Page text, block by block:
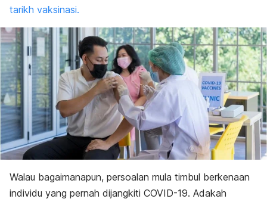
tarikh vaksinasi.
Walau bagaimanapun, persoalan mula timbul berkenaan
individu yang pernah dijangkiti COVID-19. Adakah